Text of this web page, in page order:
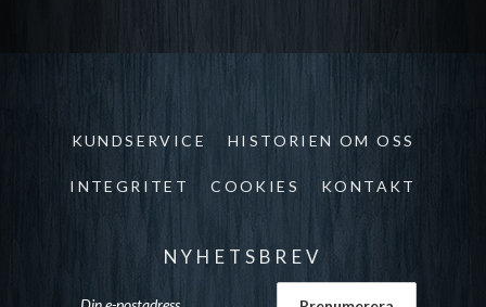
KUNDSERVICE HISTORIEN OM OSS
INTEGRITET COOKIES KONTAKT
NYHETSBREV